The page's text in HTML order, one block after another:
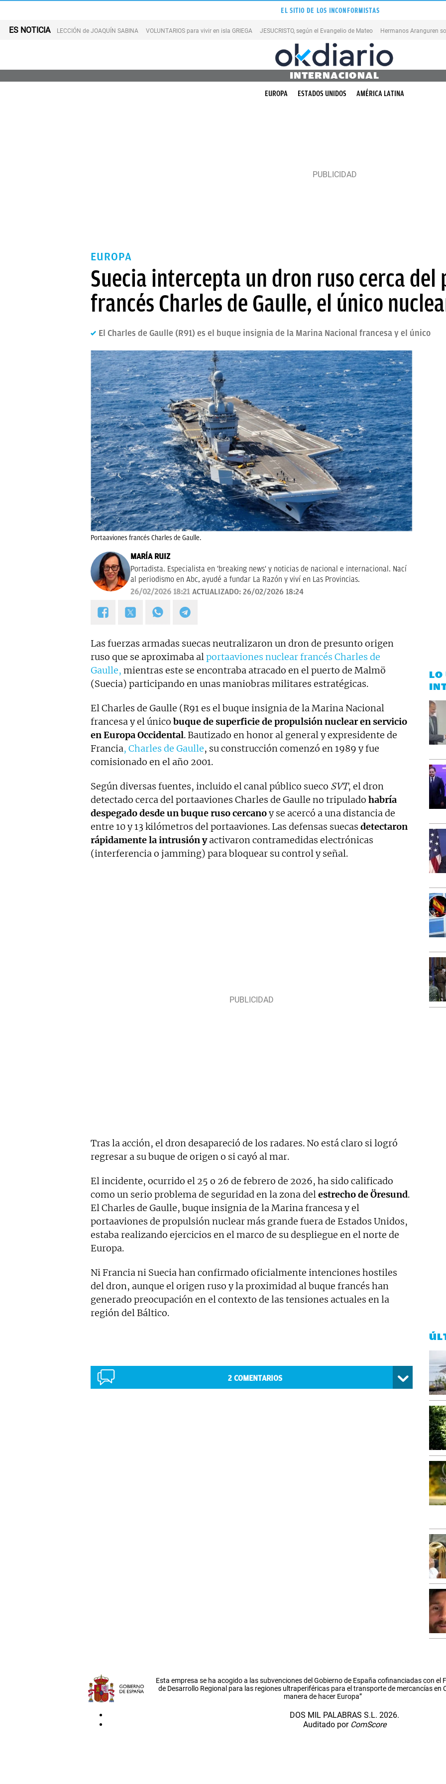
EL SITIO DE LOS INCONFORMISTAS
ES NOTICIA LECCIÓN de JOAQUÍN SABINA VOLUNTARIOS para vivir en isla GRIEGA JESUCRISTO, según el Evangelio de Mateo Hermanos Aranguren
INTERNACIONAL
EUROPA ESTADOS UNIDOS AMÉRICA LATINA
EUROPA
Suecia intercepta un dron ruso cerca del
francés Charles de Gaulle, el único
El Charles de Gaulle (R91) es el buque insignia de la Marina Nacional francesa y el único
Portaaviones francés Charles de Gaulle.
MARÍA RUIZ
Portadista. Especialista en 'breaking news' y noticias de nacional e internacional. Nací
al periodismo en Abc, ayudé a fundar La Razón y viví en Las Provincias.
26/02/2026 18:21 ACTUALIZADO: 26/02/2026 18:24
Las fuerzas armadas suecas neutralizaron un dron de presunto origen
ruso que se aproximaba alportaaviones nuclear francés Charles de
Gaulle, mientras este se encontraba atracado en el puerto de Malmö
(Suecia) participando en unas maniobras militares estratégicas.
El Charles de Gaulle (R91 es el buque insignia de la Marina Nacional
francesa y el único buque de superficie de propulsión nuclear en servicio
en Europa Occidental. Bautizado en honor al general y expresidente de
Francia, Charles de Gaulle, su construcción comenzó en 1989 y fue
comisionado en el año 2001.
Según diversas fuentes, incluido el canal público sueco SVT, el dron
detectado cerca del portaaviones Charles de Gaulle no tripulado habría
despegado desde un buque ruso cercanoy se acercó a una distancia de
entre 10 y 13 kilómetros del portaaviones. Las defensas suecas detectaron
rápidamente la intrusión yactivaron contramedidas electrónicas
(interferencia o jamming) para bloquear su control y señal.
Tras la acción, el dron desapareció de los radares. No está claro si logró
regresar a su buque de origen o si cayó al mar.
El incidente, ocurrido el 25 o 26 de febrero de 2026, ha sido calificado
como un serio problema de seguridad en la zona delestrecho de Öresund.
El Charles de Gaulle, buque insignia de la Marina francesa y el
portaaviones de propulsión nuclear más grande fuera de Estados Unidos,
estaba realizando ejercicios en el marco de su despliegue en el norte de
Europa.
Ni Francia ni Suecia han confirmado oficialmente intenciones hostiles
del dron, aunque el origen ruso y la proximidad al buque francés han
generado preocupación en el contexto de las tensiones actuales en la
región del Báltico.
2 COMENTARIOS
LO
Esta empresa se ha acogido a las subvenciones del Gobierno de España cofinanciadas con el
de Desarrollo Regional para las regiones ultraperiféricas para el transporte de mercancías en
manera de hacer Europa”
DOS MIL PALABRAS S.L. 2026.
Auditado por ComScore